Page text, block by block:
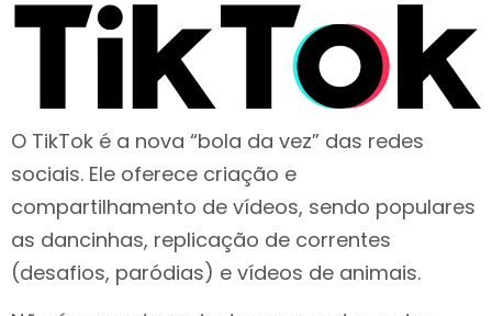
O TikTok é a nova “bola da vez” das redes
sociais. Ele oferece criação e
compartilhamento de vídeos, sendo populares
as dancinhas, replicação de correntes
(desafios, paródias) e vídeos de animais.